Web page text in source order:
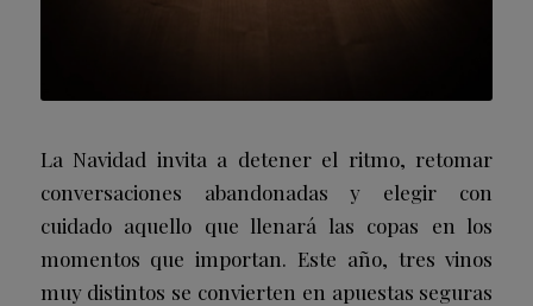
La Navidad invita a detener el ritmo, retomar
conversaciones abandonadas y elegir con
cuidado aquello que llenará las copas en los
momentos que importan. Este año, tres vinos
muy distintos se convierten en apuestas seguras